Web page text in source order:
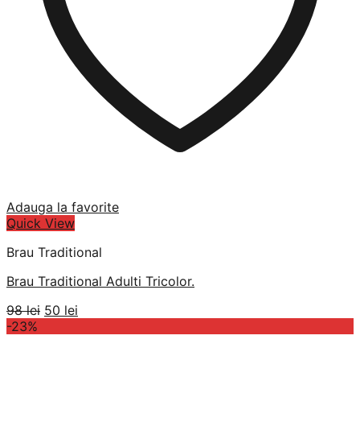
Adauga la favorite
Quick View
Brau Traditional
Brau Traditional Adulti Tricolor.
98lei Prețul
50 lei
-23%